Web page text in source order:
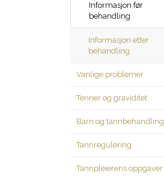
Informasjon før
behandling
Informasjon etter
behandling
Vanlige problemer
Tenner og graviditet
Barn og tannbehandling
Tannregulering
Tannpleierens oppgaver